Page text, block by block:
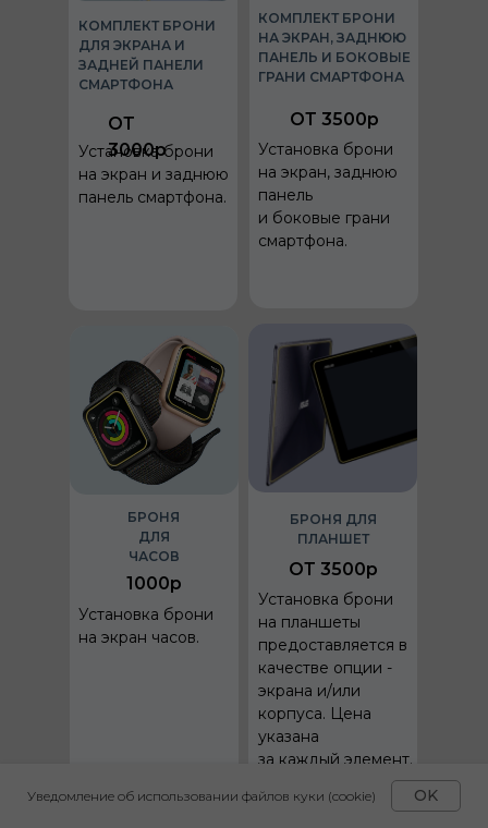
КОМПЛЕКТ БРОНИ
ДЛЯ ЭКРАНА И
ЗАДНЕЙ ПАНЕЛИ
СМАРТФОНА
ОТ
3000р
Установка брони
на экран и заднюю
панель смартфона.
КОМПЛЕКТ БРОНИ
НА ЭКРАН, ЗАДНЮЮ
ПАНЕЛЬ И БОКОВЫЕ
ГРАНИ СМАРТФОНА
ОТ 3500р
Установка брони
на экран, заднюю
панель
и боковые грани
смартфона.
БРОНЯ
ДЛЯ
ЧАСОВ
1000р
Установка брони
на экран часов.
БРОНЯ ДЛЯ
ПЛАНШЕТ
ОТ 3500р
Установка брони
на планшеты
предоставляется в
качестве опции -
экрана и/или
корпуса. Цена
указана
за каждый элемент.
Уведомление об использовании файлов куки (cookie) OK